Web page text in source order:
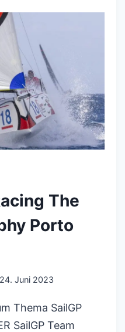
The
Porto
24. Juni 2023
Thema SailGP
SailGP Team